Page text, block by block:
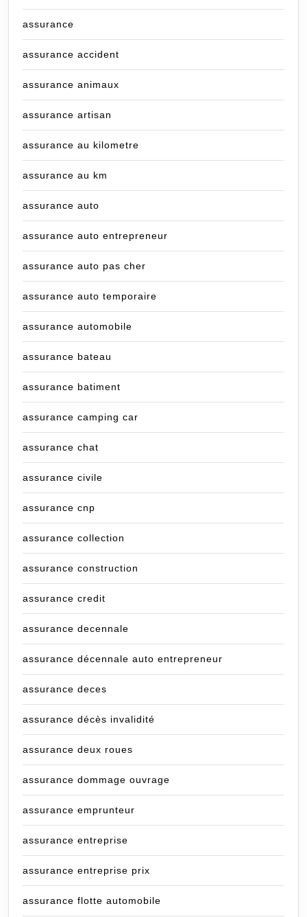
assurance
assurance accident
assurance animaux
assurance artisan
assurance au kilometre
assurance au km
assurance auto
assurance auto entrepreneur
assurance auto pas cher
assurance auto temporaire
assurance automobile
assurance bateau
assurance batiment
assurance camping car
assurance chat
assurance civile
assurance cnp
assurance collection
assurance construction
assurance credit
assurance decennale
assurance décennale auto entrepreneur
assurance deces
assurance décès invalidité
assurance deux roues
assurance dommage ouvrage
assurance emprunteur
assurance entreprise
assurance entreprise prix
assurance flotte automobile